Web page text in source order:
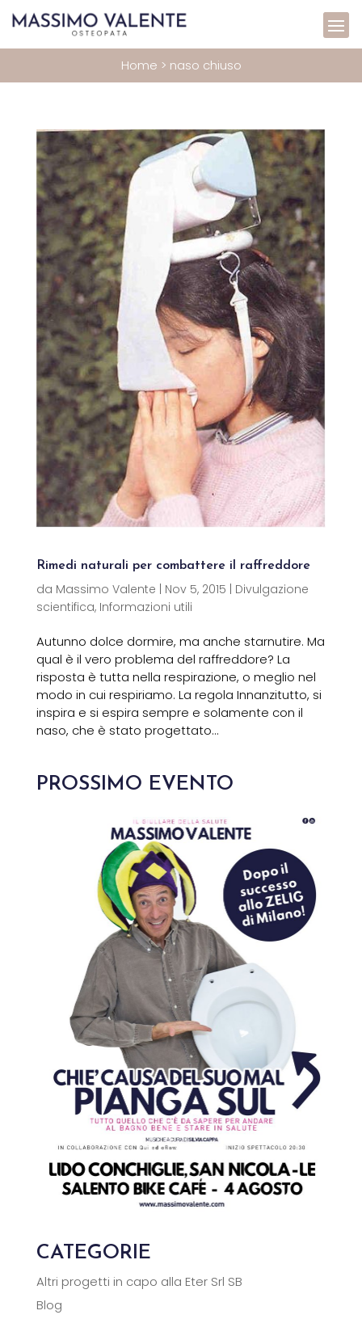
Home > naso chiuso
Rimedi naturali per combattere il raffreddore
da Massimo Valente | Nov 5, 2015 | Divulgazione
scientifica, Informazioni utili
Autunno dolce dormire, ma anche starnutire. Ma
qual è il vero problema del raffreddore? La
risposta è tutta nella respirazione, o meglio nel
modo in cui respiriamo. La regola Innanzitutto, si
inspira e si espira sempre e solamente con il
naso, che è stato progettato...
PROSSIMO EVENTO
CATEGORIE
Altri progetti in capo alla Eter Srl SB
Blog